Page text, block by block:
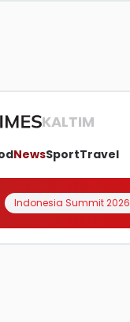
KALTIM
NewsSportTravel
Indonesia Summit 2026